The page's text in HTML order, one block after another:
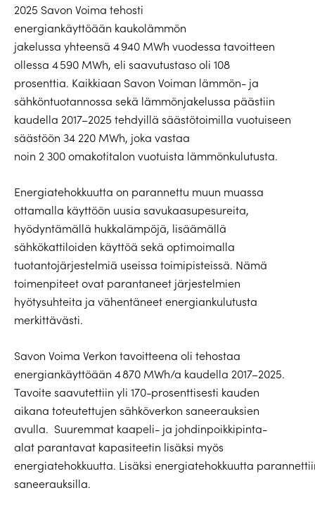
2025 Savon Voima tehosti
energiankäyttöään kaukolämmön
jakelussa yhteensä 4 940 MWh vuodessa tavoitteen
ollessa 4 590 MWh, eli saavutustaso oli 108
prosenttia. Kaikkiaan Savon Voiman lämmön- ja
sähköntuotannossa sekä lämmönjakelussa päästiin
kaudella 2017–2025 tehdyillä säästötoimilla vuotuiseen
säästöön 34 220 MWh, joka vastaa
noin 2 300 omakotitalon vuotuista lämmönkulutusta.
Energiatehokkuutta on parannettu muun muassa
ottamalla käyttöön uusia savukaasupesureita,
hyödyntämällä hukkalämpöjä, lisäämällä
sähkökattiloiden käyttöä sekä optimoimalla
tuotantojärjestelmiä useissa toimipisteissä. Nämä
toimenpiteet ovat parantaneet järjestelmien
hyötysuhteita ja vähentäneet energiankulutusta
merkittävästi.
Savon Voima Verkon tavoitteena oli tehostaa
energiankäyttöään 4 870 MWh/a kaudella 2017–2025.
Tavoite saavutettiin yli 170-prosenttisesti kauden
aikana toteutettujen sähköverkon saneerauksien
avulla. Suuremmat kaapeli- ja johdinpoikkipinta-
alat parantavat kapasiteetin lisäksi myös
energiatehokkuutta. Lisäksi energiatehokkuutta
saneerauksilla.